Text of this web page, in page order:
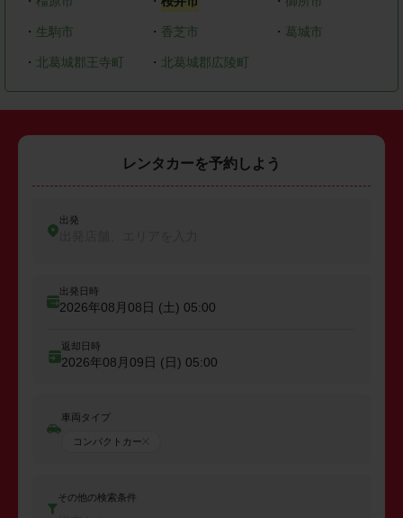
・ 生駒市 ・ 香芝市 ・ 葛城市
・ 北葛城郡王寺町 ・ 北葛城郡広陵町
レンタカーを予約しよう
出発
出発日時
2026年08月08日 (土) 05:00
返却日時
2026年08月09日 (日) 05:00
車両タイプ
コンパクトカー
その他の検索条件